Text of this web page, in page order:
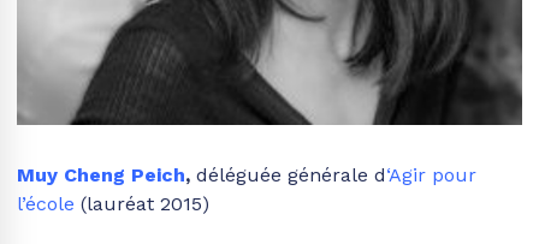
Muy Cheng Peich, déléguée générale d‘Agir pour
l’école (lauréat 2015)